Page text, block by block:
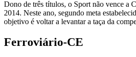
Dono de três títulos, o Sport não vence a
2014. Neste ano, segundo meta
objetivo é voltar a levantar a taça da
Ferroviário-CE